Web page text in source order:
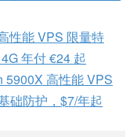
性能 VPS 限量特
年付 €24 起
5900X 高性能 VPS
础防护，$7/年起